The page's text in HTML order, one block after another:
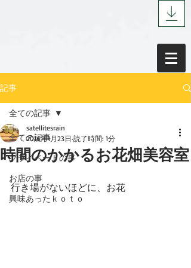
記事
全ての記事
プライベートの事
お店の事
興味あったｋｏｔｏ
全ての記事
時間のかかるお花畑美容室
satellitesrain
2016年1月23日 読了時間: 1分
行き場がないほどに、お花